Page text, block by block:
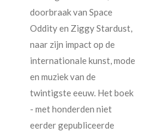
doorbraak van Space
Oddity en Ziggy Stardust,
naar zijn impact op de
internationale kunst, mode
en muziek van de
twintigste eeuw. Het boek
- met honderden niet
eerder gepubliceerde